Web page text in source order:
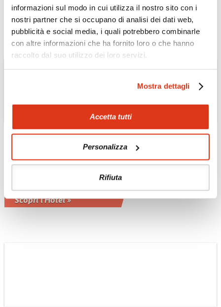
informazioni sul modo in cui utilizza il nostro sito con i
nostri partner che si occupano di analisi dei dati web,
pubblicità e social media, i quali potrebbero combinarle
con altre informazioni che ha fornito loro o che hanno
raccolto dal suo utilizzo dei loro servizi.
Mostra dettagli
Accetta tutti
Personalizza
Rifiuta
Scopri l'Hotel »
Veligandu Island Resort
& Spa - atollo di Rasdu
Scopri l'Hotel »